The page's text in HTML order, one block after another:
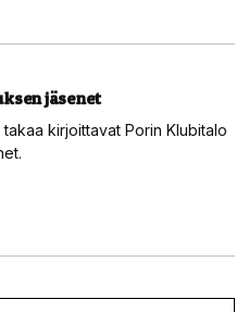
jäsenet
kirjoittavat Porin Klubitalo